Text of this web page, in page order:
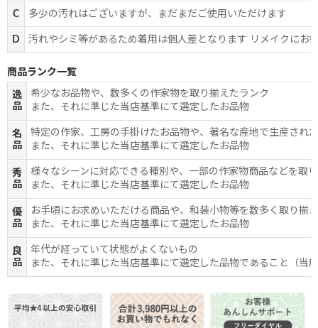
C 多少の汚れはございますが、まだまだご使用いただけます
D 汚れやシミ等があるため着用は個人差となります リメイクにお
商品ランク一覧
逸
品
希少なお品物や、数多くの作家物を取り揃えたランク
また、それに準じた当店基準にて選定したお品物
名
品
特定の作家、工房の手掛けたお品物や、著名な産地で生産され
また、それに準じた当店基準にて選定したお品物
秀
品
様々なシーンに対応できる種別や、一部の作家物商品などを取
また、それに準じた当店基準にて選定したお品物
優
品
お手頃にお求めいただける商品や、和装小物等を数多く取り揃
また、それに準じた当店基準にて選定したお品物
良
品
年代が経っていて状態がよくないもの
また、それに準じた当店基準にて選定した品物であること（当